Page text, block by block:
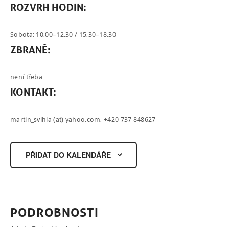
ROZVRH HODIN:
Sobota: 10,00–12,30 / 15,30–18,30
ZBRANĚ:
není třeba
KONTAKT:
martin_svihla (at) yahoo.com, +420 737 848627
PŘIDAT DO KALENDÁŘE
PODROBNOSTI